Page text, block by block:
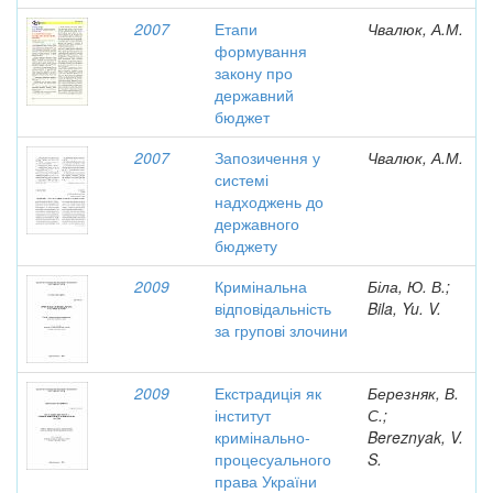
2007
Етапи
формування
закону про
державний
бюджет
Чвалюк, А.М.
2007
Запозичення у
системі
надходжень до
державного
бюджету
Чвалюк, А.М.
2009
Кримінальна
відповідальність
за групові злочини
Біла, Ю. В.;
Bila, Yu. V.
2009
Екстрадиція як
інститут
кримінально-
процесуального
права України
Березняк, В.
С.;
Bereznyak, V.
S.